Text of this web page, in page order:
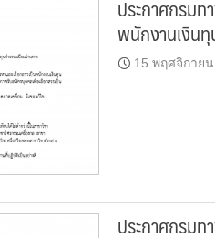
ประกาศกรมท
พนักงานเงิน
15 พฤศจิกาย
ประกาศกรมท